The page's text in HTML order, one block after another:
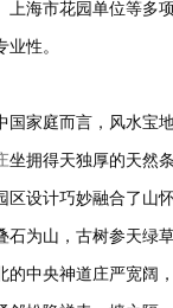
上海市花园单位等多
性。
国家庭而言，风水宝
坐拥得天独厚的天然
区设计巧妙融合了山
石为山，古树参天绿
的中央神道庄严宽阔